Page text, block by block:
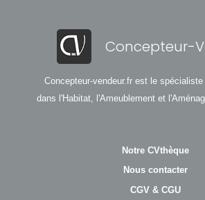
Concepteur-
Concepteur-vendeur.fr est le
dans l'Habitat, l'Ameublement et
Notre CVthèque
Nous contacter
CGV & CGU